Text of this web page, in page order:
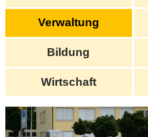
Verwaltung
Bildung
Wirtschaft